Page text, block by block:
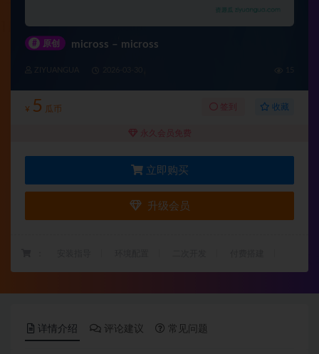
# 原创 micross – micross
ZIYUANGUA
¥ 5 瓜币 签到 收藏
永久会员免费
立即购买
升级会员
详情介绍 评论建议 常见问题